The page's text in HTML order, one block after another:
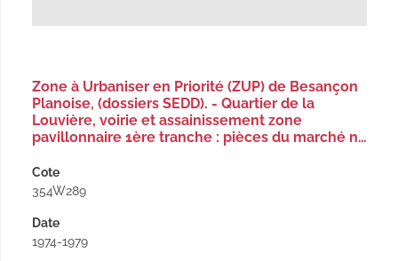
Zone à Urbaniser en Priorité (ZUP) de Besançon
Planoise, (dossiers SEDD). - Quartier de la
Louvière, voirie et assainissement zone
pavillonnaire 1ère tranche : pièces du marché n…
Cote
354W289
Date
1974-1979